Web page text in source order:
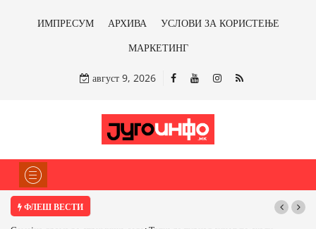
ИМПРЕСУМ АРХИВА
УСЛОВИ ЗА КОРИСТЕЊЕ
МАРКЕТИНГ
август 9, 2026
ФЛЕШ ВЕСТИ